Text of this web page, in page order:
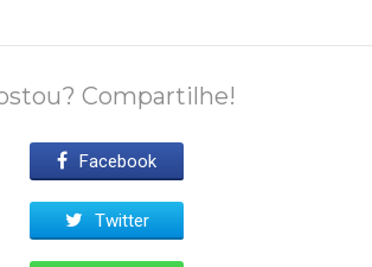
Compartilhe!
Facebook
Twitter